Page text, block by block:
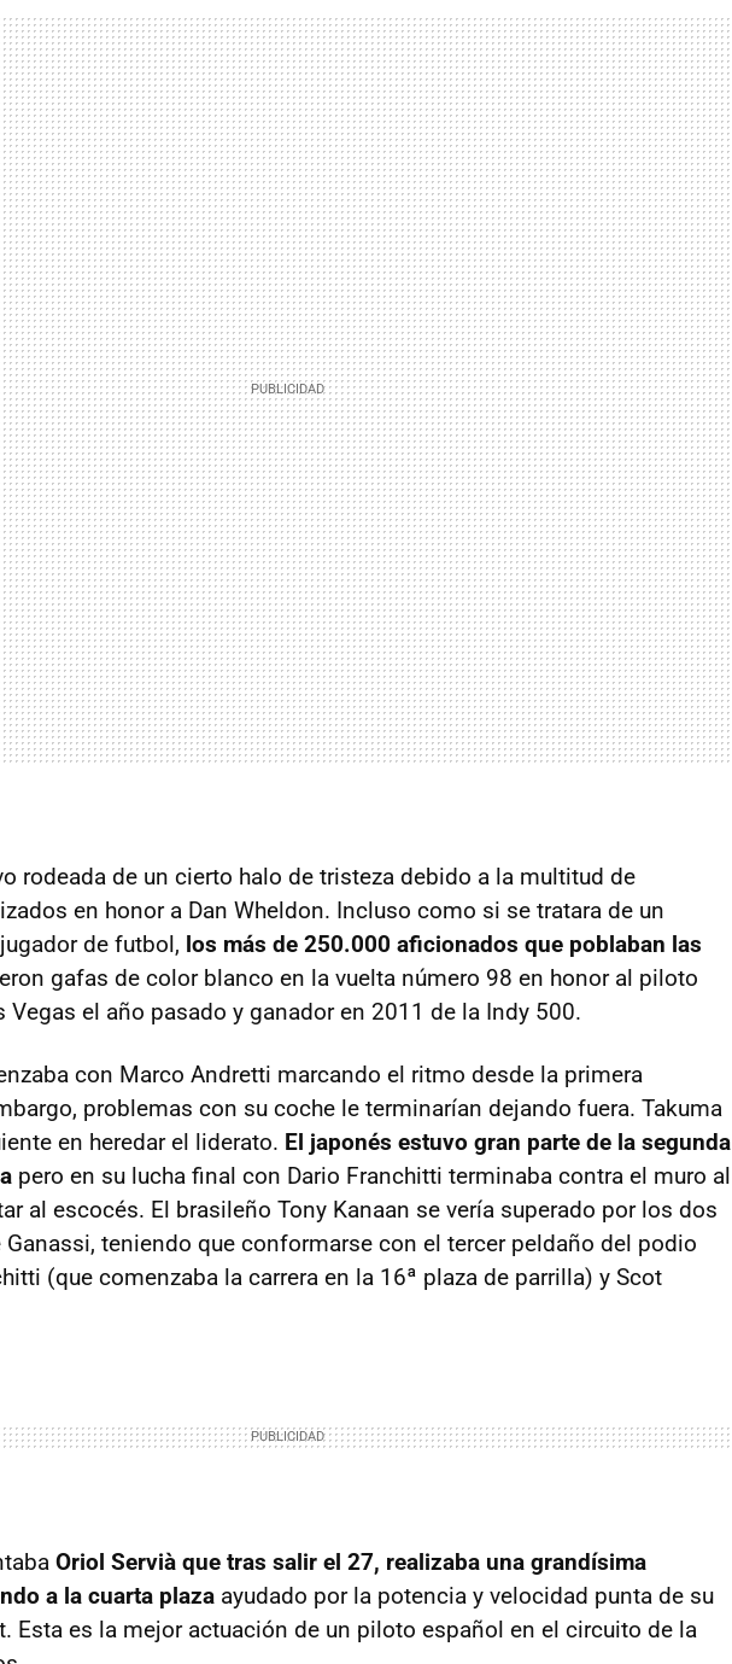
rodeada de un cierto halo de tristeza debido a la multitud de
en honor a Dan Wheldon. Incluso como si se tratara de un
de futbol, los más de 250.000 aficionados que poblaban las
gafas de color blanco en la vuelta número 98 en honor al piloto
Vegas el año pasado y ganador en 2011 de la Indy 500.
con Marco Andretti marcando el ritmo desde la primera
problemas con su coche le terminarían dejando fuera. Takuma
en heredar el liderato. El japonés estuvo gran parte de la segunda
pero en su lucha final con Dario Franchitti terminaba contra el muro al
al escocés. El brasileño Tony Kanaan se vería superado por los dos
teniendo que conformarse con el tercer peldaño del podio
(que comenzaba la carrera en la 16ª plaza de parrilla) y Scot
Oriol Servià que tras salir el 27, realizaba una grandísima
a la cuarta plaza ayudado por la potencia y velocidad punta de su
Esta es la mejor actuación de un piloto español en el circuito de la